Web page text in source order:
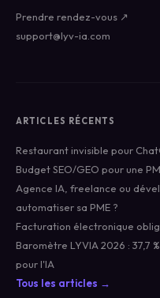
Prendre rendez-vous ↗
support@lyv-ia.com
ARTICLES RÉCENTS
Restaurant invisible pour
Budget SEO/GEO pour une
Agence IA, freelance ou
automatiser sa PME ?
Facturation électronique
Baromètre LYVIA 2026 : 37,7
pour l'IA
Tous les articles →